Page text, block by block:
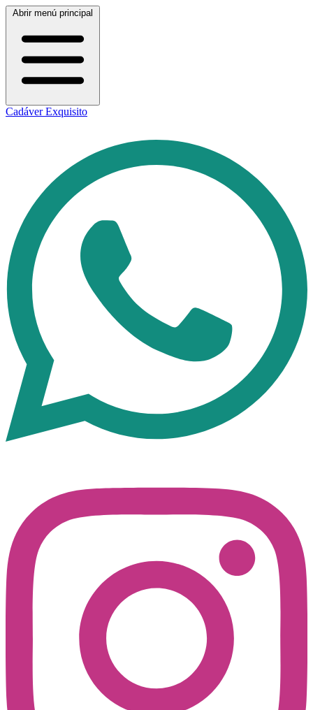
Abrir menú principal
Cadáver Exquisito